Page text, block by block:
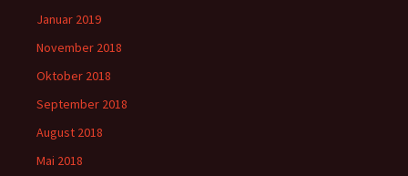
Januar 2019
November 2018
Oktober 2018
September 2018
August 2018
Mai 2018